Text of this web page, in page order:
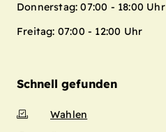
Donnerstag: 07:00 - 18:00 Uhr
Freitag: 07:00 - 12:00 Uhr
Schnell gefunden
Wahlen